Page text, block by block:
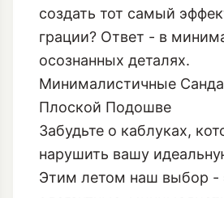
создать тот самый
грации? Ответ - в
осознанных деталях.
Минималистичные
Плоской Подошве
Забудьте о каблуках,
нарушить вашу
Этим летом наш выбор -